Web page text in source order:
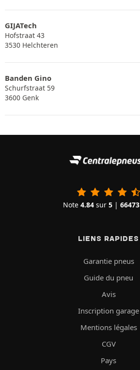
GIJATech
Hofstraat 43
3530 Helchteren
Banden Gino
Schurfstraat 59
3600 Genk
Note 4.84 sur 5 | 66473
LIENS RAPIDES
Garantie pneus
Guide du pneu
Avis
Inscription garage
Mentions légales
CGV
Pays